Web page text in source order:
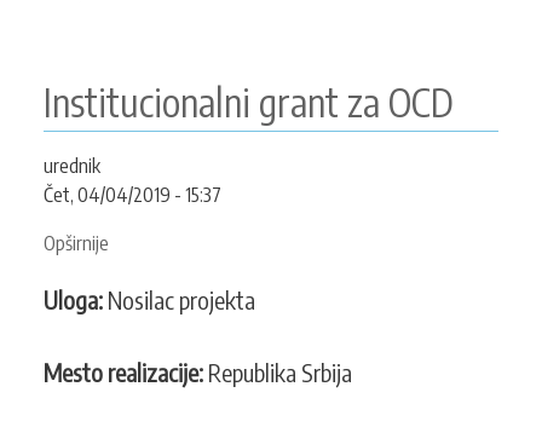
modela
upravljanja
prirode
akcionog
za
Institucionalni grant za OCD
urednik
Čet, 04/04/2019 - 15:37
Opširnije
grant
OCD
Uloga: Nosilac projekta
Mesto realizacije: Republika Srbija